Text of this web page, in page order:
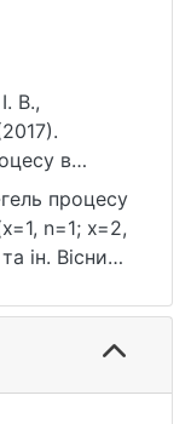
В.,
в
n=1; x=2,
Тараса
процесу
n=1; x=2,
ін. Вісник
2017. №